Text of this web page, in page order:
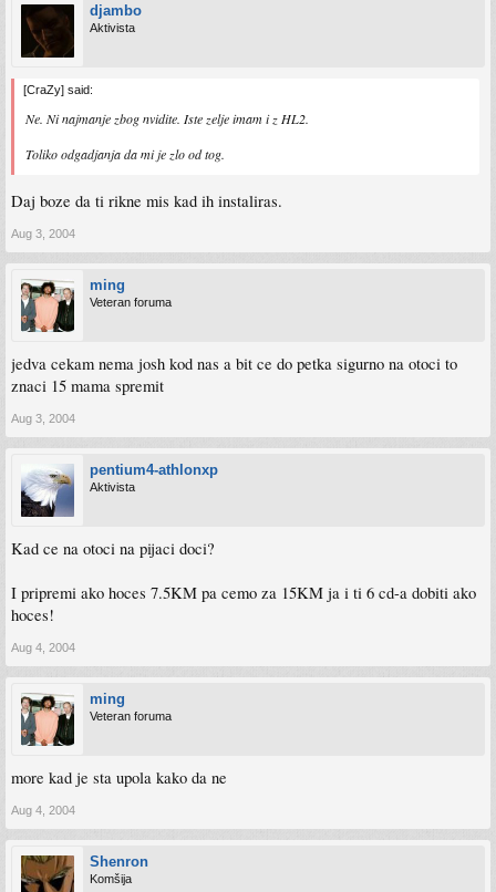
djambo
Aktivista
[CraZy] said:
Ne. Ni najmanje zbog nvidite. Iste zelje imam i z HL2.
Toliko odgadjanja da mi je zlo od tog.
Daj boze da ti rikne mis kad ih instaliras.
Aug 3, 2004
ming
Veteran foruma
jedva cekam nema josh kod nas a bit ce do petka sigurno na otoci to
znaci 15 mama spremit
Aug 3, 2004
pentium4-athlonxp
Aktivista
Kad ce na otoci na pijaci doci?
I pripremi ako hoces 7.5KM pa cemo za 15KM ja i ti 6 cd-a dobiti ako
hoces!
Aug 4, 2004
ming
Veteran foruma
more kad je sta upola kako da ne
Aug 4, 2004
Shenron
Komšija